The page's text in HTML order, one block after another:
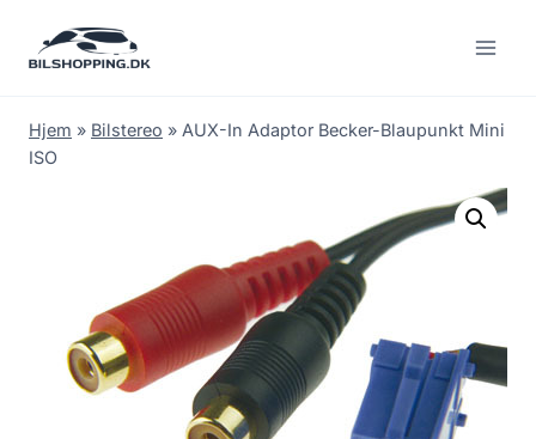
Hjem » Bilstereo » AUX-In Adaptor Becker-Blaupunkt Mini
ISO